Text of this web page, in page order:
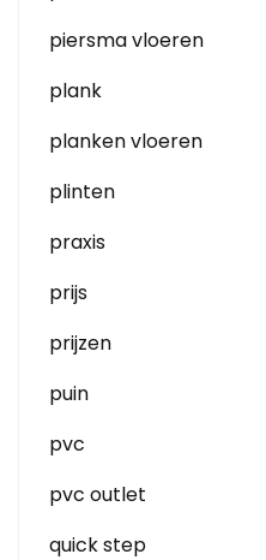
piersma vloeren
plank
planken vloeren
plinten
praxis
prijs
prijzen
puin
pvc
pvc outlet
quick step